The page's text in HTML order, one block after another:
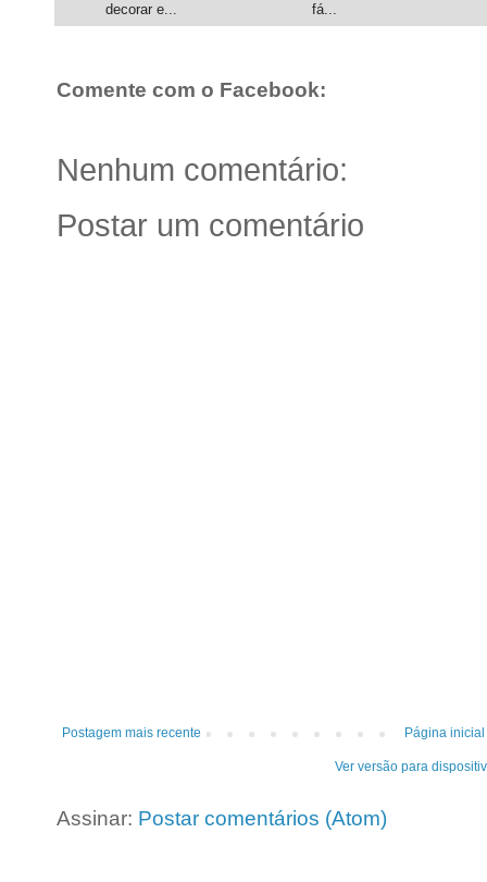
decorar e...
fá...
Comente com o Facebook:
Nenhum comentário:
Postar um comentário
Postagem mais recente Página inicial
Ver versão para
Assinar: Postar comentários (Atom)